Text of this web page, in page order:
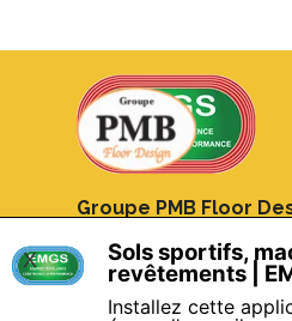
Groupe PMB Floor
51100 Reims
Sols sportifs,
revêtements |
Installez cette
X